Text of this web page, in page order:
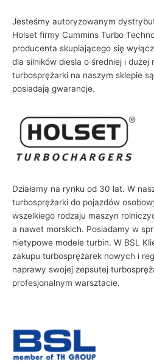
Jesteśmy autoryzowanym
Holset firmy Cummins Turbo
producenta skupiającego się
dla silników diesla o średniej i dużej
turbosprężarki na naszym sklepie
posiadają gwarancje.
Działamy na rynku od 30 lat. W
turbosprężarki do pojazdów
wszelkiego rodzaju maszyn
a nawet morskich. Posiadamy w
nietypowe modele turbin. W BSL
zakupu turbosprężarek nowych i
naprawy swojej zepsutej
profesjonalnym warsztacie.